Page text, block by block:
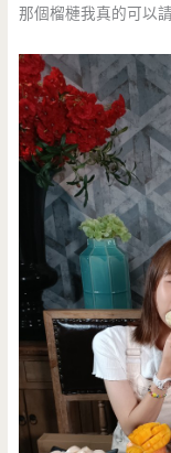
那個榴槤我真的可以